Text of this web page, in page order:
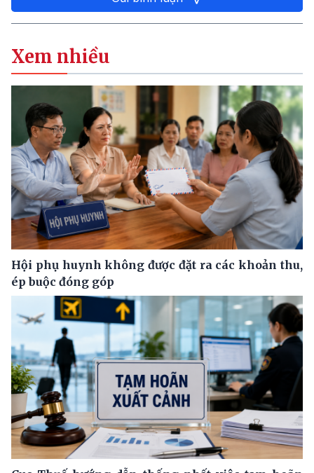
Xem nhiều
Hội phụ huynh không được đặt ra các khoản thu,
ép buộc đóng góp